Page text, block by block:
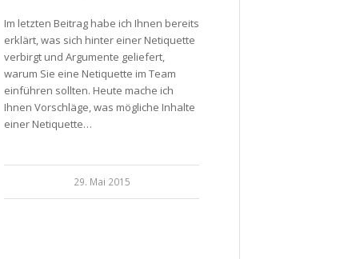
Im letzten Beitrag habe ich Ihnen bereits
erklärt, was sich hinter einer Netiquette
verbirgt und Argumente geliefert,
warum Sie eine Netiquette im Team
einführen sollten. Heute mache ich
Ihnen Vorschläge, was mögliche Inhalte
einer Netiquette…
29. Mai 2015